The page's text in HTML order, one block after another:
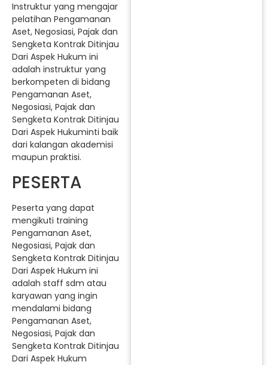
Instruktur yang mengajar
pelatihan Pengamanan
Aset, Negosiasi, Pajak dan
Sengketa Kontrak Ditinjau
Dari Aspek Hukum ini
adalah instruktur yang
berkompeten di bidang
Pengamanan Aset,
Negosiasi, Pajak dan
Sengketa Kontrak Ditinjau
Dari Aspek Hukuminti baik
dari kalangan akademisi
maupun praktisi.
PESERTA
Peserta yang dapat
mengikuti training
Pengamanan Aset,
Negosiasi, Pajak dan
Sengketa Kontrak Ditinjau
Dari Aspek Hukum ini
adalah staff sdm atau
karyawan yang ingin
mendalami bidang
Pengamanan Aset,
Negosiasi, Pajak dan
Sengketa Kontrak Ditinjau
Dari Aspek Hukum